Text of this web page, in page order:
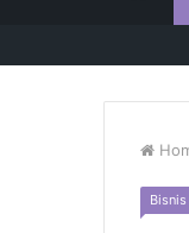
Bisnis